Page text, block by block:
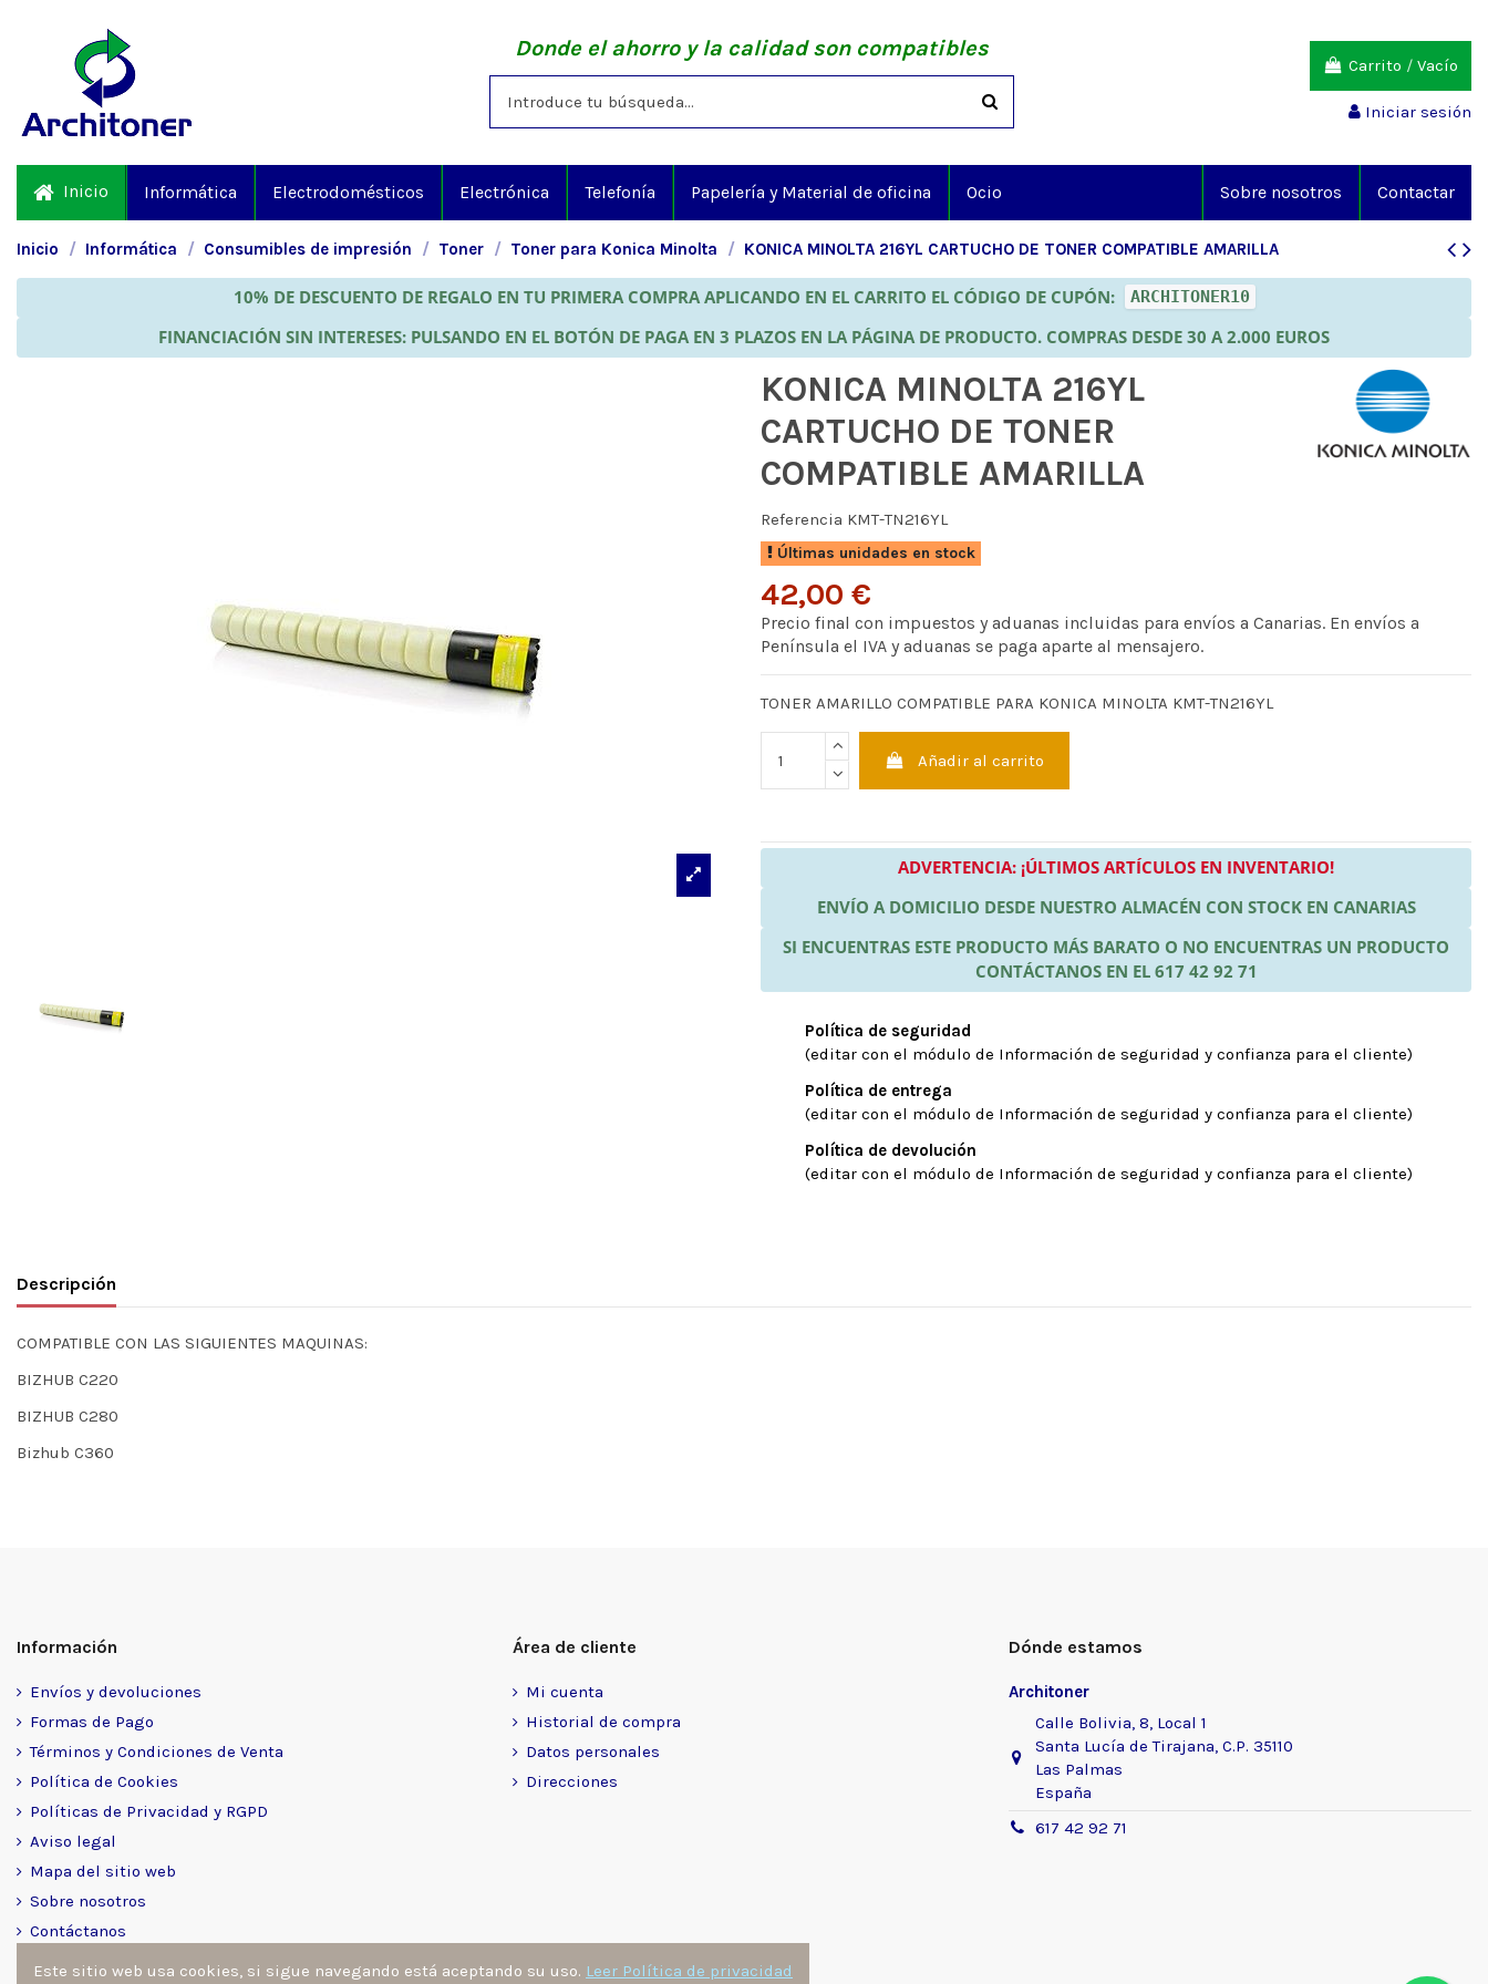
Donde el ahorro y la calidad son compatibles
Carrito / Vacío
Iniciar sesión
Inicio Informática Electrodomésticos Electrónica Telefonía Papelería y Material de oficina Ocio Contactar
Sobre nosotros
Inicio Informática Consumibles de impresión Toner Toner para Konica Minolta KONICA MINOLTA 216YL CARTUCHO DE TONER COMPATIBLE AMARILLA
10% DE DESCUENTO DE REGALO EN TU PRIMERA COMPRA APLICANDO EN EL CARRITO EL CÓDIGO DE CUPÓN: ARCHITONER10
FINANCIACIÓN SIN INTERESES: PULSANDO EN EL BOTÓN DE PAGA EN 3 PLAZOS EN LA PÁGINA DE PRODUCTO. COMPRAS DESDE 30 A 2.000 EUROS
KONICA MINOLTA 216YL
CARTUCHO DE TONER
COMPATIBLE AMARILLA
Referencia KMT-TN216YL
Últimas unidades en stock
42,00 €
Precio final con impuestos y aduanas incluidas para envíos a Canarias. En envíos a
Península el IVA y aduanas se paga aparte al mensajero.
TONER AMARILLO COMPATIBLE PARA KONICA MINOLTA KMT-TN216YL
Añadir al carrito
ADVERTENCIA: ¡ÚLTIMOS ARTÍCULOS EN INVENTARIO!
ENVÍO A DOMICILIO DESDE NUESTRO ALMACÉN CON STOCK EN CANARIAS
SI ENCUENTRAS ESTE PRODUCTO MÁS BARATO O NO ENCUENTRAS UN PRODUCTO
CONTÁCTANOS EN EL 617 42 92 71
Política de seguridad
(editar con el módulo de Información de seguridad y confianza para el cliente)
Política de entrega
(editar con el módulo de Información de seguridad y confianza para el cliente)
Política de devolución
(editar con el módulo de Información de seguridad y confianza para el cliente)
Descripción
COMPATIBLE CON LAS SIGUIENTES MAQUINAS:
BIZHUB C220
BIZHUB C280
Bizhub C360
Información
Envíos y devoluciones
Formas de Pago
Términos y Condiciones de Venta
Política de Cookies
Políticas de Privacidad y RGPD
Aviso legal
Mapa del sitio web
Sobre nosotros
Contáctanos
Área de cliente
Mi cuenta
Historial de compra
Datos personales
Direcciones
Dónde estamos
Architoner
Calle Bolivia, 8, Local 1
Santa Lucía de Tirajana, C.P. 35110
Las Palmas
España
617 42 92 71
Este sitio web usa cookies, si sigue navegando está aceptando su uso. Leer Política de privacidad